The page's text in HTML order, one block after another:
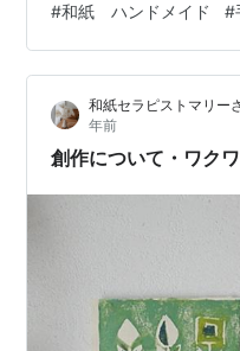
じゃ、、、 となってし
しまった時は、一旦立
とが幸せと感じるのか
表現をしていくことが幸
しているのか、もう一
と良いです。 そうした
#和紙 ハンドメイド #
和紙セラピストマリー
年前
創作について・ワク